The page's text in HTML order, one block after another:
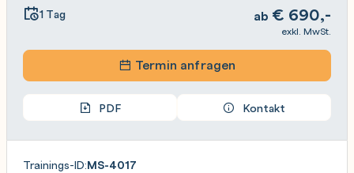
1 Tag ab € 690,-
exkl. MwSt.
Termin anfragen
PDF Kontakt
Trainings-ID:MS-4017